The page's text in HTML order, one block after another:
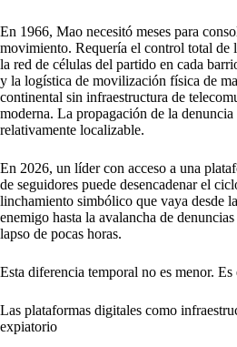
En 1966, Mao necesitó meses para
movimiento. Requería el control total de
la red de células del partido en cada
y la logística de movilización física de
continental sin infraestructura de
moderna. La propagación de la denuncia
relativamente localizable.
En 2026, un líder con acceso a una
de seguidores puede desencadenar el
linchamiento simbólico que vaya desde
enemigo hasta la avalancha de
lapso de pocas horas.
Esta diferencia temporal no es menor. Es
Las plataformas digitales como
expiatorio